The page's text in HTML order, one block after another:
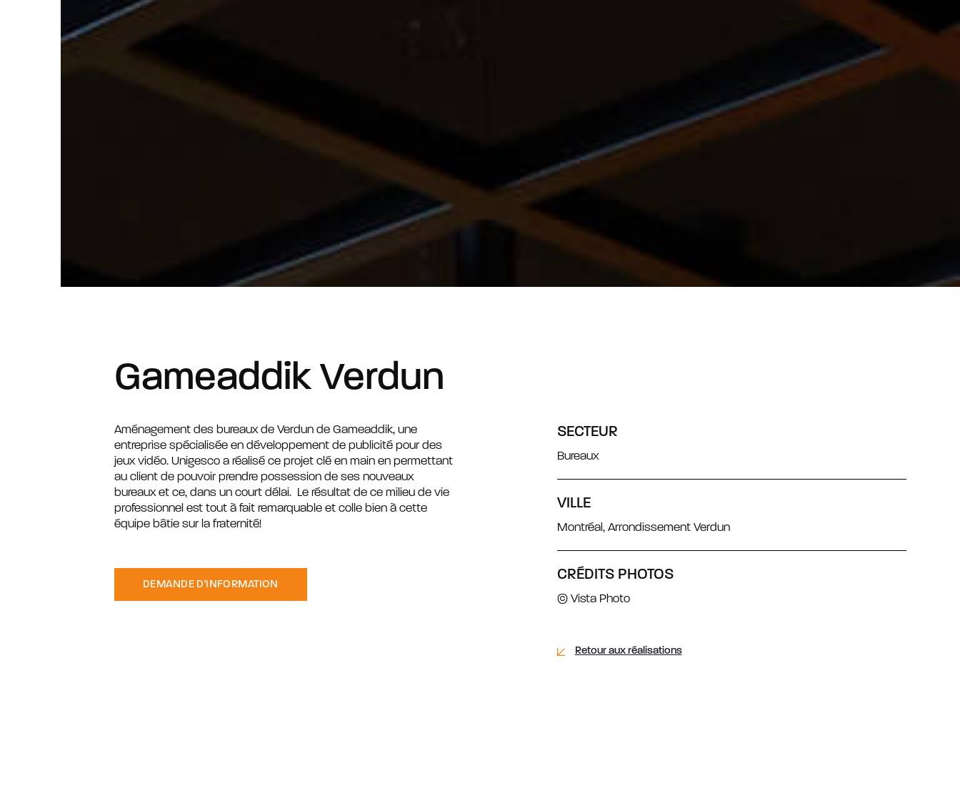
Gameaddik Verdun
Aménagement des bureaux de Verdun de Gameaddik, une
entreprise spécialisée en développement de publicité pour des
jeux vidéo. Unigesco a réalisé ce projet clé en main en permettant
au client de pouvoir prendre possession de ses nouveaux
bureaux et ce, dans un court délai. Le résultat de ce milieu de vie
professionnel est tout à fait remarquable et colle bien à cette
équipe bâtie sur la fraternité!
DEMANDE D'INFORMATION
SECTEUR
Bureaux
VILLE
Montréal, Arrondissement Verdun
CRÉDITS PHOTOS
© Vista Photo
Retour aux réalisations